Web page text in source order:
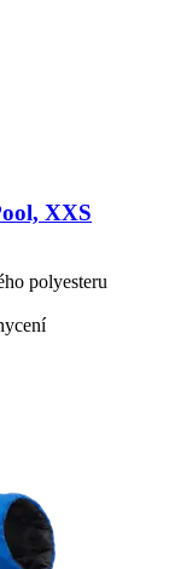
XXS
polyesteru